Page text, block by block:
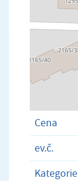
Cena
ev.č.
Kategorie